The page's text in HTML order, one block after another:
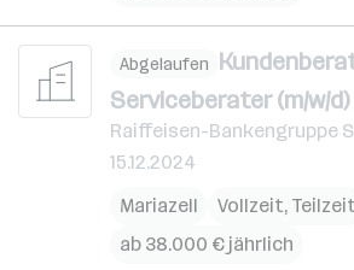
Abgelaufen
Serviceberater (m/w/d)
Raiffeisen-Bankengruppe
15.12.2024
Mariazell
Vollzeit,
ab 38.000 € jährlich